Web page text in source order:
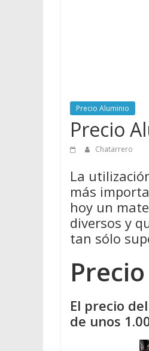
Precio Aluminio
Precio
Chatarrero
La
más
hoy un
diversos y
tan sólo
El precio
de unos